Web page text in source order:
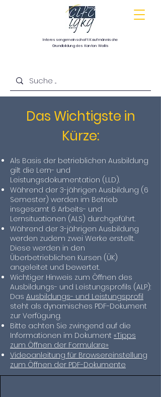
InteressengemeinschaftKaufmännische
Grundbildungdes Kanton Wallis
Das Wichtigste in
Kürze:
Als Basis der betrieblichen Ausbildung
gilt die Lern- und
Leistungsdokumentation (LLD).
Während der 3-jährigen Ausbildung (6
Semester) werden im Betrieb
insgesamt 6 Arbeits- und
Lernsituationen (ALS) durchgeführt.
Während der 3-jährigen Ausbildung
werden zudem zwei Werke erstellt.
Diese werden in den
Überbetrieblichen Kursen (ÜK)
angeleitet und bewertet.
Wichtiger Hinweis zum Öffnen des
Ausbildungs- und Leistungsprofils (ALP):
Das Ausbildungs- und Leistungsprofil
steht als dynamisches PDF-Dokument
zur Verfügung.
Bitte achten Sie zwingend auf die
Informationen im Dokument «Tipps
zum Öffnen der Formulare»
Videoanleitung für Browsereinstellung
zum Öffnen der PDF-Dokumente